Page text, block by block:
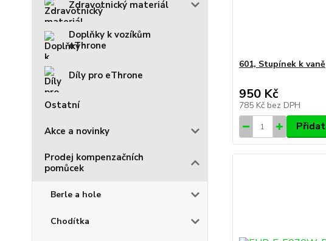
Zdravotnický materiál
Doplňky k vozíkům
eThrone
Díly pro eThrone
Ostatní
Akce a novinky
Prodej kompenzačních
pomůcek
Berle a hole
Chodítka
601, Stupínek k vaně
950 Kč
785 Kč bez DPH